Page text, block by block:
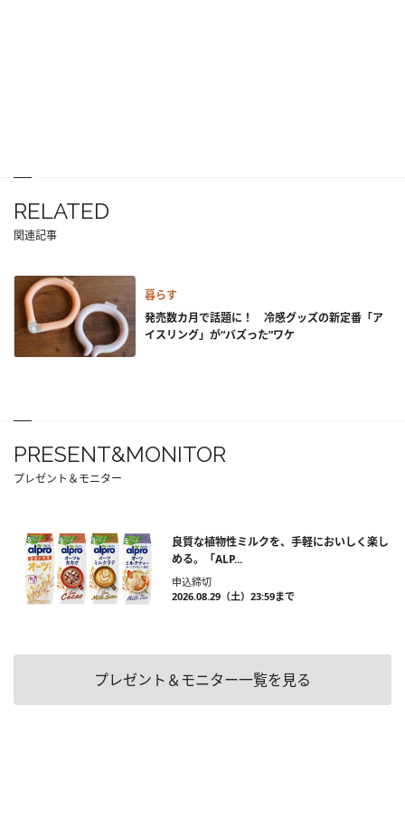
RELATED
関連記事
暮らす
発売数カ月で話題に！ 冷感グッズの新定番「ア
イスリング」が“バズった”ワケ
PRESENT&MONITOR
プレゼント＆モニター
良質な植物性ミルクを、手軽においしく楽し
める。「ALP...
申込締切
2026.08.29（土）23:59まで
プレゼント＆モニター一覧を見る